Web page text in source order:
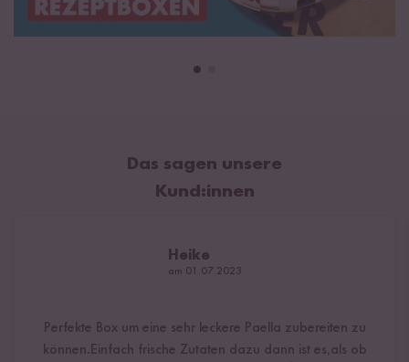
Das sagen unsere
Kund:innen
Heike
am 01.07.2023
Perfekte Box um eine sehr leckere Paella zubereiten zu
können.Einfach frische Zutaten dazu dann ist es,als ob